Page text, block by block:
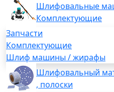
Шлифовальные
Комплектующие
Запчасти
Комплектующие
Шлиф машины / жирафы
Шлифовальный
, полоски